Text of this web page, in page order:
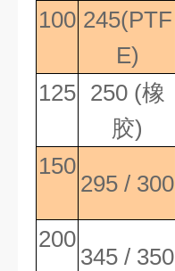
100 245(PTF
E)
125 250 (橡
胶)
150
295 / 300
200
345 / 350